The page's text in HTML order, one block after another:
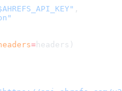
,
= headers )